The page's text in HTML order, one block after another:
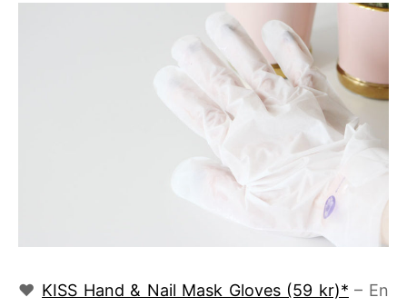
♥ KISS Hand & Nail Mask Gloves (59 kr)* – En